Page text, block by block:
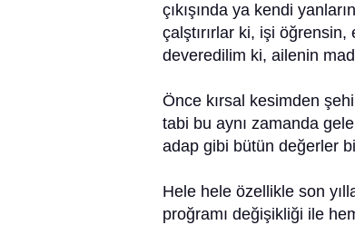
çıkışında ya kendi
çalştırırlar ki, işi
deveredilim ki, ailenin
Önce kırsal kesimden
tabi bu aynı zamanda
adap gibi bütün değerler
Hele hele özellikle son
proğramı değişikliği ile